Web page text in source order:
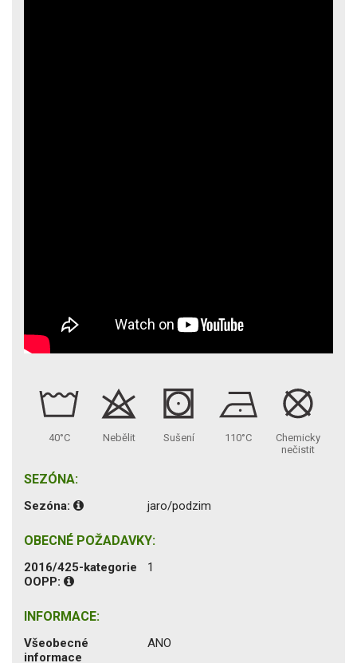
40°C Nebělit Sušení 110°C
Chemicky
nečistit
SEZÓNA:
Sezóna: jaro/podzim
OBECNÉ POŽADAVKY:
2016/425-kategorie
OOPP:
1
INFORMACE:
Všeobecné
informace
ANO